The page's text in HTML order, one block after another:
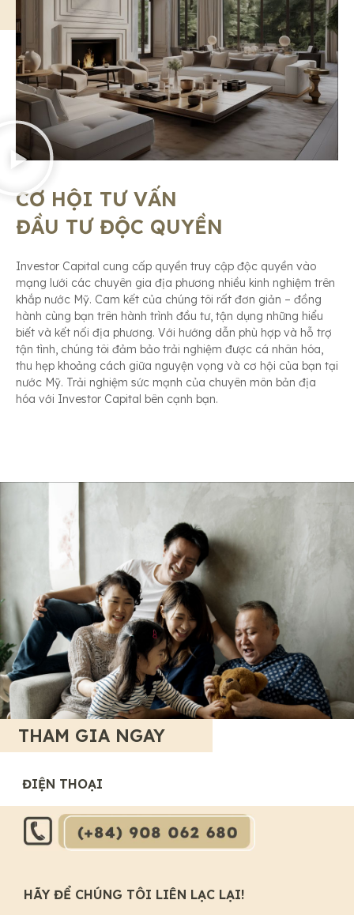
CƠ HỘI TƯ VẤN
ĐẦU TƯ ĐỘC QUYỀN
Investor Capital cung cấp quyền truy cập độc quyền vào
mạng lưới các chuyên gia địa phương nhiều kinh nghiệm trên
khắp nước Mỹ. Cam kết của chúng tôi rất đơn giản – đồng
hành cùng bạn trên hành trình đầu tư, tận dụng những hiểu
biết và kết nối địa phương. Với hướng dẫn phù hợp và hỗ trợ
tận tình, chúng tôi đảm bảo trải nghiệm được cá nhân hóa,
thu hẹp khoảng cách giữa nguyện vọng và cơ hội của bạn tại
nước Mỹ. Trải nghiệm sức mạnh của chuyên môn bản địa
hóa với Investor Capital bên cạnh bạn.
THAM GIA NGAY
ĐIỆN THOẠI
HÃY ĐỂ CHÚNG TÔI LIÊN LẠC LẠI!